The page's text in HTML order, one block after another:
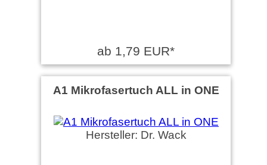
ab 1,79 EUR*
A1 Mikrofasertuch ALL in ONE
Hersteller: Dr. Wack